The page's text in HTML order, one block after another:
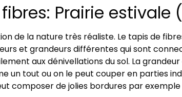
Prairie estivale
de la nature très réaliste. Le tapis de
et grandeurs différentes qui sont
aux dénivellations du sol. La grandeur
un tout ou on le peut couper en parties
composer de jolies bordures par